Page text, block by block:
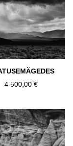
4 500,00 €